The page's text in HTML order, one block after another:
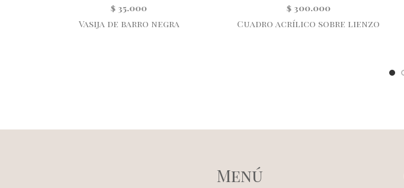
$ 35.000
Vasija de barro negra
$300.000
Cuadro acrílico sobre lienzo
Menú